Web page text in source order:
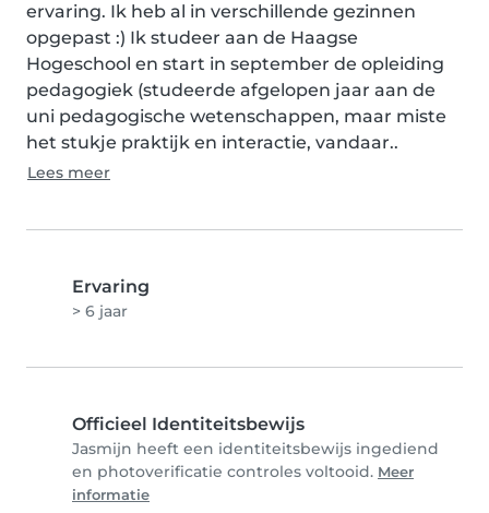
ervaring. Ik heb al in verschillende gezinnen
opgepast :) Ik studeer aan de Haagse
Hogeschool en start in september de opleiding
pedagogiek (studeerde afgelopen jaar aan de
uni pedagogische wetenschappen, maar miste
het stukje praktijk en interactie, vandaar..
Lees meer
Ervaring
> 6 jaar
Officieel Identiteitsbewijs
Jasmijn heeft een identiteitsbewijs ingediend
en photoverificatie controles voltooid. Meer
informatie